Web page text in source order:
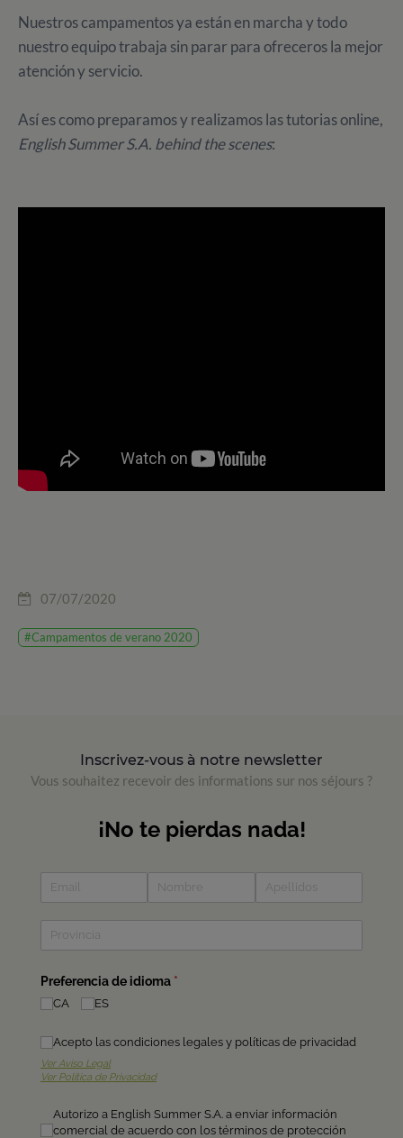
Nuestros campamentos ya están en marcha y todo
nuestro equipo trabaja sin parar para ofreceros la mejor
atención y servicio.
Así es como preparamos y realizamos las tutorias online,
English Summer S.A. behind the scenes:
07/07/2020
#Campamentos de verano 2020
Inscrivez-vous à notre newsletter
Vous souhaitez recevoir des informations sur nos séjours ?